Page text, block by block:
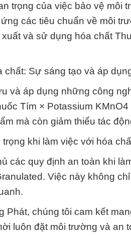
trọng của việc bảo vệ môi
các tiêu chuẩn về môi
và sử dụng hóa chất
Sự sáng tạo và áp
và áp dụng những công
Tím × Potassium
mà còn giảm thiểu tác
khi làm việc với hóa
các quy định an toàn khi
Việc này không
Phát, chúng tôi cam kết
luôn đặt môi trường và an